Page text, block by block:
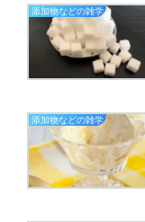
添加物などの雑学
添加物などの雑学